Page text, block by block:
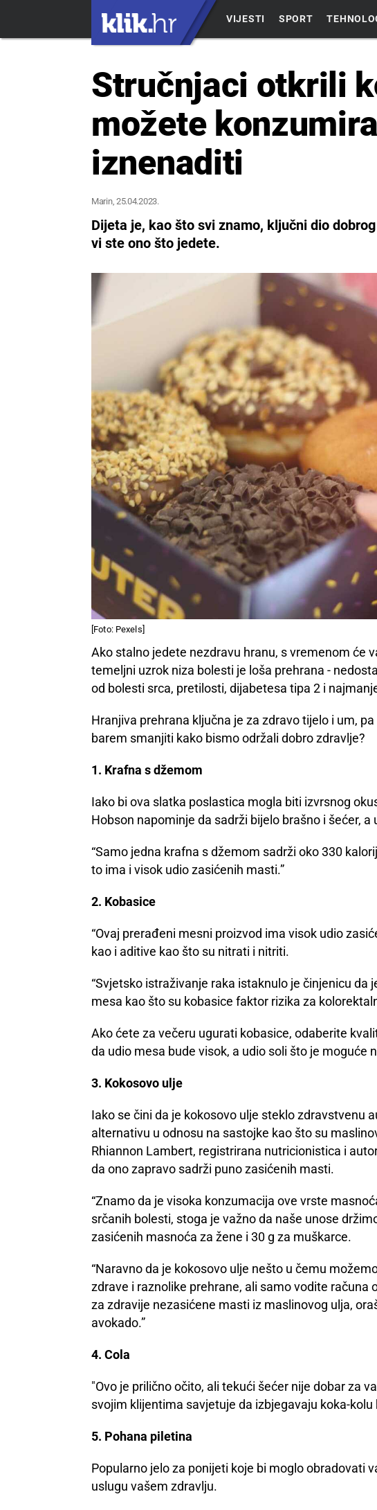
VIJESTI SPORT
Stručnjaci otkrili
možete
iznenaditi
Marin, 25.04.2023.
Dijeta je, kao što svi znamo, ključni dio
vi ste ono što jedete.
[Foto: Pexels]
Ako stalno jedete nezdravu hranu, s vremenom će
temeljni uzrok niza bolesti je loša prehrana -
od bolesti srca, pretilosti, dijabetesa tipa 2 i
Hranjiva prehrana ključna je za zdravo tijelo i um,
barem smanjiti kako bismo održali dobro zdravlje?
1. Krafna s džemom
Iako bi ova slatka poslastica mogla biti izvrsnog
Hobson napominje da sadrži bijelo brašno i šećer,
“Samo jedna krafna s džemom sadrži oko 330
to ima i visok udio zasićenih masti.”
2. Kobasice
“Ovaj prerađeni mesni proizvod ima visok udio
kao i aditive kao što su nitrati i nitriti.
“Svjetsko istraživanje raka istaknulo je činjenicu
mesa kao što su kobasice faktor rizika za
Ako ćete za večeru ugurati kobasice, odaberite
da udio mesa bude visok, a udio soli što je moguće
3. Kokosovo ulje
Iako se čini da je kokosovo ulje steklo zdravstvenu
alternativu u odnosu na sastojke kao što su
Rhiannon Lambert, registrirana nutricionistica i
da ono zapravo sadrži puno zasićenih masti.
“Znamo da je visoka konzumacija ove vrste
srčanih bolesti, stoga je važno da naše unose
zasićenih masnoća za žene i 30 g za muškarce.
“Naravno da je kokosovo ulje nešto u čemu
zdrave i raznolike prehrane, ali samo vodite
za zdravije nezasićene masti iz maslinovog ulja,
avokado.”
4. Cola
"Ovo je prilično očito, ali tekući šećer nije dobar za
svojim klijentima savjetuje da izbjegavaju koka-kolu
5. Pohana piletina
Popularno jelo za ponijeti koje bi moglo obradovati
uslugu vašem zdravlju.